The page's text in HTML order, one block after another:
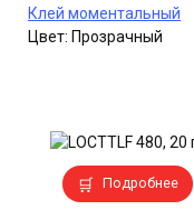
можно
выбрать
Клей моментальный
Цвет: Прозрачный
Подробнее
Этот
товар